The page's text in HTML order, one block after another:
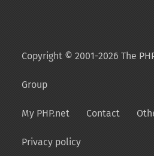
Copyright © 2001-2026 The
Group
My PHP.net Contact
Privacy policy